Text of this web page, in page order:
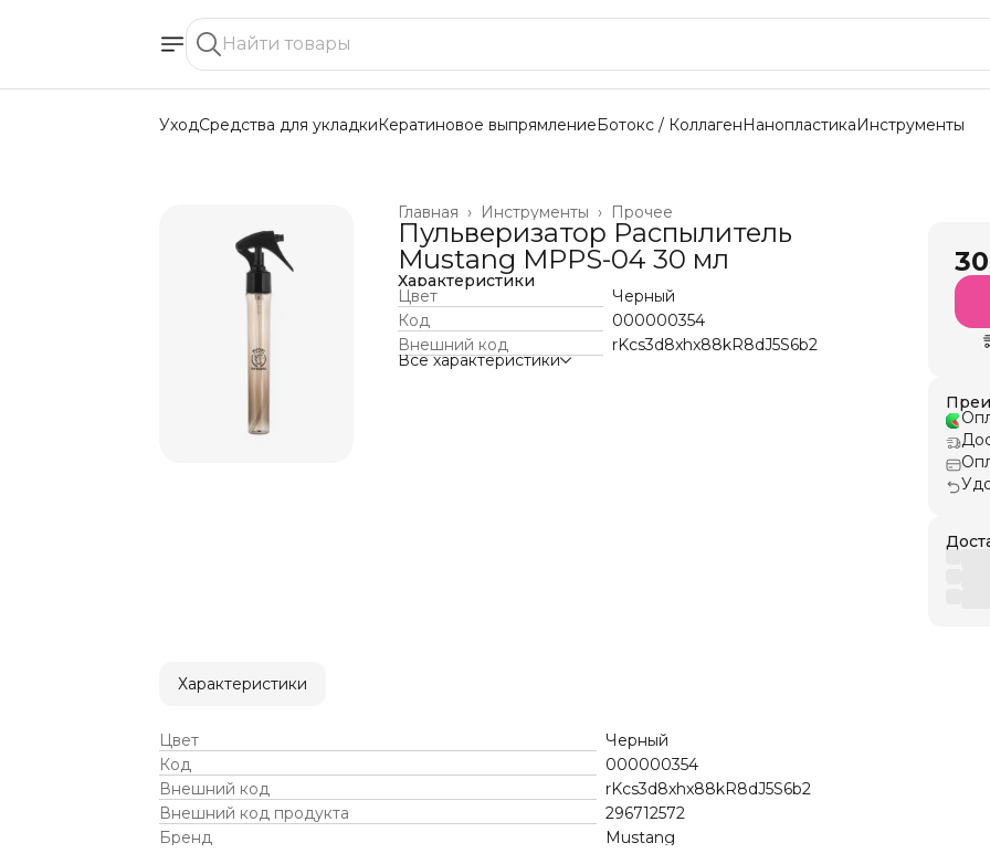
УходСредства для укладкиКератиновое выпрямлениеБотокс / КоллагенНанопластикаИнструменты
Прочее
Инструменты ›
Главная ›
Пульверизатор Распылитель
Mustang MPPS-04 30 мл
Характеристики
Цвет
Черный
Код
000000354
Внешний код
rKcs3d8xhx88kR8dJ5S6b2
Все характеристики
Характеристики
Цвет
Черный
Код
000000354
Внешний код
rKcs3d8xhx88kR8dJ5S6b2
Внешний код продукта
296712572
Бренд
Mustang